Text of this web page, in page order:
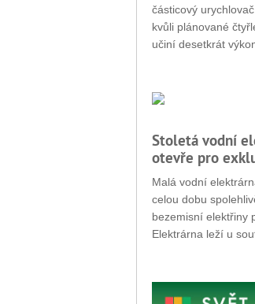
částicový
kvůli plánované
učiní desetkrát
Stoletá vodní
otevře pro
Malá vodní
celou dobu
bezemisní elektřiny
Elektrárna leží u